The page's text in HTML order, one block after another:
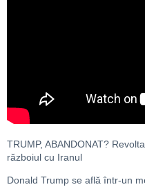
TRUMP, ABANDONAT?
războiul cu Iranul
Donald Trump se află într-un